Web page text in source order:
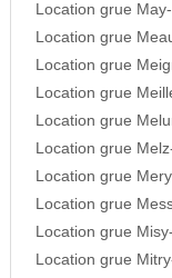
Location grue
Location grue
Location grue
Location grue
Location grue
Location grue
Location grue
Location grue
Location grue
Location grue